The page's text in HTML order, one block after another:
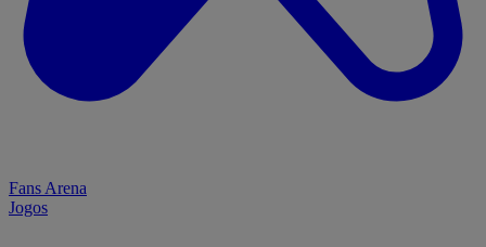
Fans Arena
Jogos